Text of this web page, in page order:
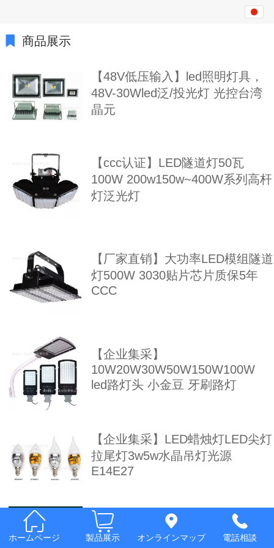
繁体
ພາສາລາວ
français
Italia
商品展示
【48V低压输入】led照明灯具，
48V-30Wled泛/投光灯 光控台湾
晶元
【ccc认证】LED隧道灯50瓦
100W 200w150w~400W系列高杆
灯泛光灯
【厂家直销】大功率LED模组隧道
灯500W 3030贴片芯片质保5年
CCC
【企业集采】
10W20W30W50W150W100W
led路灯头 小金豆 牙刷路灯
【企业集采】LED蜡烛灯LED尖灯
拉尾灯3w5w水晶吊灯光源
E14E27
【企业集采】led球泡灯 led节能
ホームページ 製品展示 オンラインマップ 電話相談